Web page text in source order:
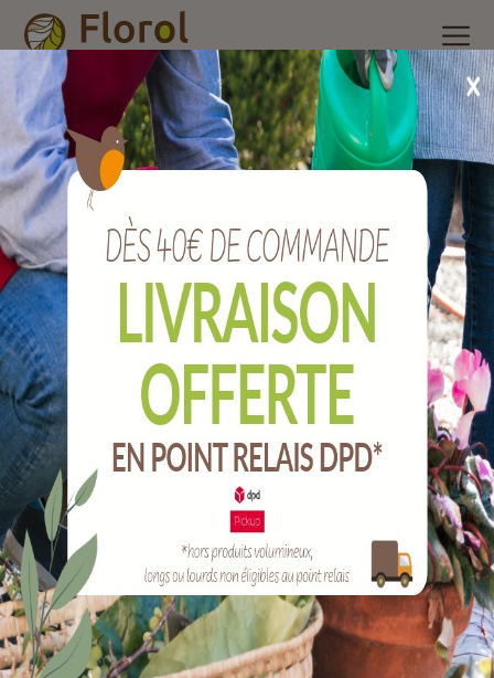
Accueil Nos produits /Poterie et accessoires /Pot plastique à
réserve d'eau/Jardinière réserve d'eau kos nuage 78x38 cm
Jardinière réserve d'eau KOS nuage 78x38
cm
Ref : 713078272
Marque :
Ce produit n'est actuellement pas disponible
CARACTÉRISTIQUES